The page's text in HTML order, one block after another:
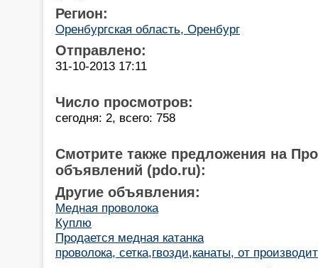
Регион:
Оренбургская область, Оренбург
Отправлено:
31-10-2013 17:11
Число просмотров:
сегодня: 2, всего: 758
Смотрите также предложения на
объявлений (pdo.ru):
Другие объявления:
Медная проволока
Куплю
Продается медная катанка
проволока, сетка,гвозди,канаты, от